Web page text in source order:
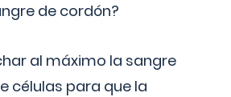
de cordón?
al máximo la sangre
células para que la